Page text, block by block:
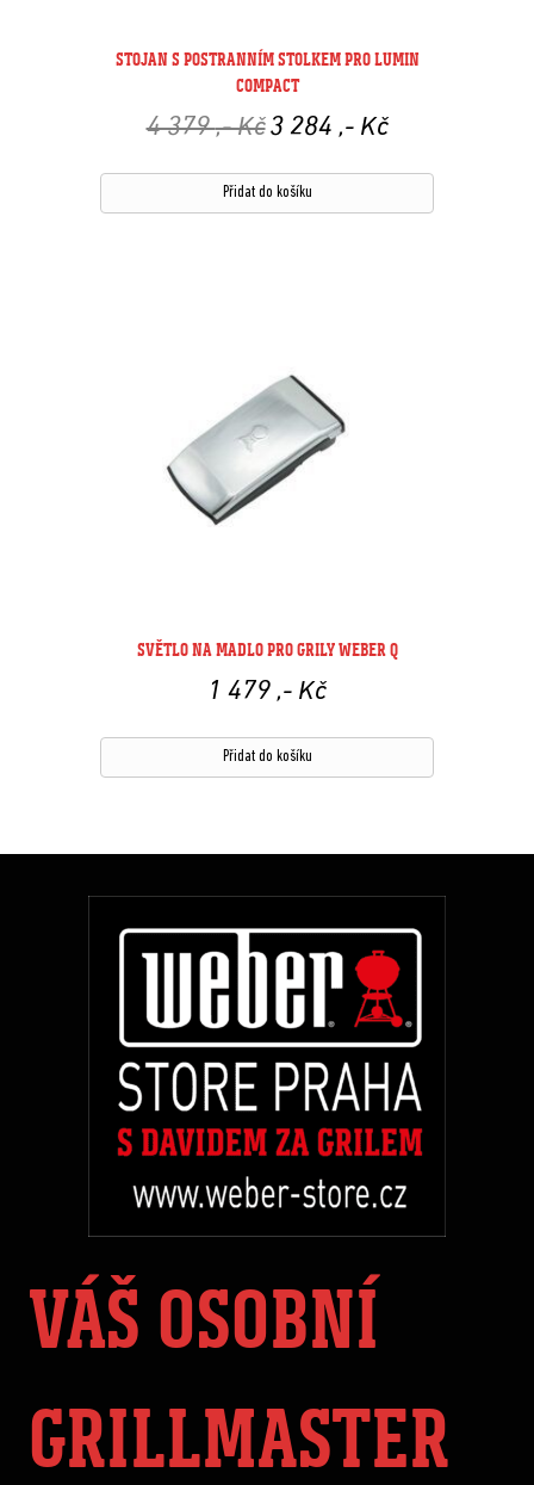
STOJAN S POSTRANNÍM STOLKEM PRO LUMIN
COMPACT
4 379,- Kč Původní
cena
4
379 ,-
3 284 ,- KčAktuální
284 ,-
Přidat do košíku
SVĚTLO NA MADLO PRO GRILY WEBER Q
1 479 ,- Kč
Přidat do košíku
VÁŠ OSOBNÍ
GRILLMASTER